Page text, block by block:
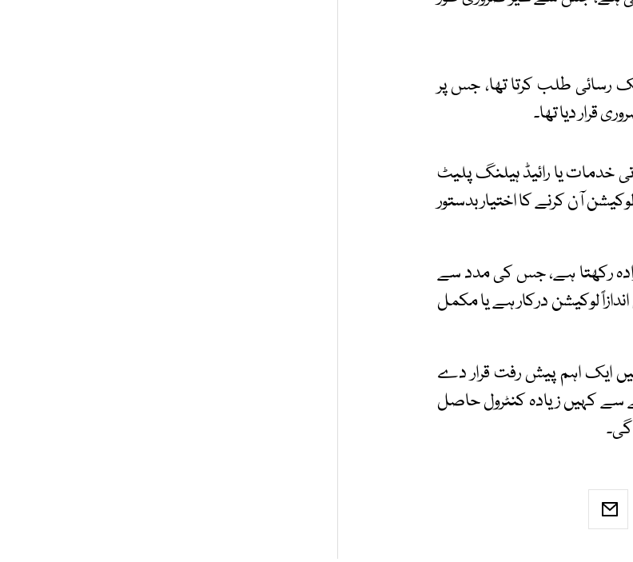
رسائی طلب کرتا تھا، جس پر
قرار دیا تھا۔
خدمات یا رائیڈ ہیلنگ پلیٹ
آن کرنے کا اختیار بدستور
رکھتا ہے، جس کی مدد سے
لوکیشن درکار ہے یا مکمل
ایک اہم پیش رفت قرار دے
سے کہیں زیادہ کنٹرول حاصل